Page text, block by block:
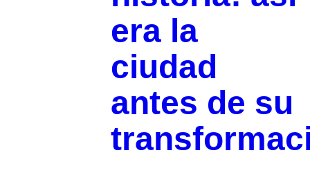
era la
ciudad
antes de su